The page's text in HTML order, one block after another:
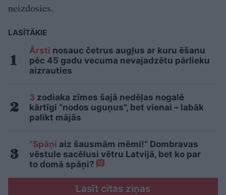
neizdosies.
LASĪTĀKIE
Ārsti nosauc četrus augļus ar kuru ēšanu
pēc 45 gadu vecuma nevajadzētu pārlieku
aizrauties
3 zodiaka zīmes šajā nedēļas nogalē
kārtīgi “nodos uguņus”, bet vienai – labāk
palikt mājās
“Spāņi aiz šausmām mēmi!” Dombravas
vēstule sacēlusi vētru Latvijā, bet ko par
to domā spāņi? 12
Lasīt citas ziņas